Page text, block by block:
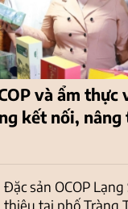
và ẩm thực
kết nối, nâng
Đặc sản OCOP
thiệu tại phố Tràng